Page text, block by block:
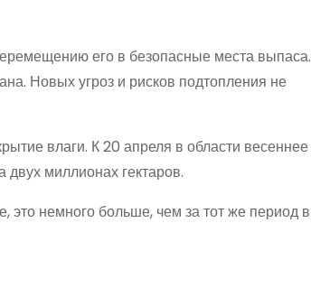
его в безопасные места выпаса.
Новых угроз и рисков подтопления не
влаги. К 20 апреля в области весеннее
миллионах гектаров.
немного больше, чем за тот же период в